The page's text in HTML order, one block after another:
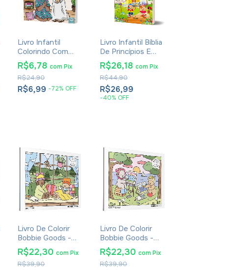
Livro Infantil
Colorindo Com
Jesus
R$6,99 -72% OFF
R$24,90
R$6,78 comPix
Livro Infantil Bíblia
De Princípios E
Valores Palabritas
R$26,99
-40% OFF
R$44,90
R$26,18 comPix
Livro De Colorir
Bobbie Goods -
Dias Frios
R$39,90
R$22,30 comPix
Livro De Colorir
Bobbie Goods -
Isso e Aquilo
R$39,90
R$22,30 comPix